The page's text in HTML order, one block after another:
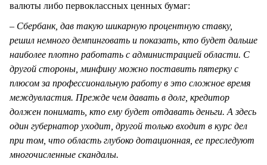
валюты либо первоклассных ценных бумаг:
– Сбербанк, дав такую шикарную процентную ставку,
решил немного демпинговать и показать, кто будет дальше
наиболее плотно работать с администрацией области. С
другой стороны, минфину можно поставить пятерку с
плюсом за профессиональную работу в это сложное время
междувластия. Прежде чем давать в долг, кредитор
должен понимать, кто ему будет отдавать деньги. А здесь
один губернатор уходит, другой только входит в курс дел
при том, что область глубоко дотационная, ее преследуют
многочисленные скандалы.